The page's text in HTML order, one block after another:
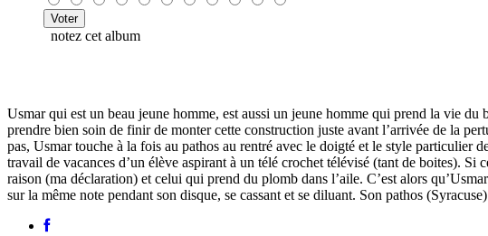
notez cet album
Usmar qui est un beau jeune homme, est aussi un jeune homme qui prend la vie
prendre bien soin de finir de monter cette construction juste avant l’arrivée de la
pas, Usmar touche à la fois au pathos au rentré avec le doigté et le style particulier
travail de vacances d’un élève aspirant à un télé crochet télévisé (tant de boites).
raison (ma déclaration) et celui qui prend du plomb dans l’aile. C’est alors
sur la même note pendant son disque, se cassant et se diluant. Son pathos